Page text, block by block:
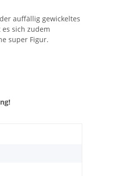
auffällig gewickeltes
sich zudem
super Figur.